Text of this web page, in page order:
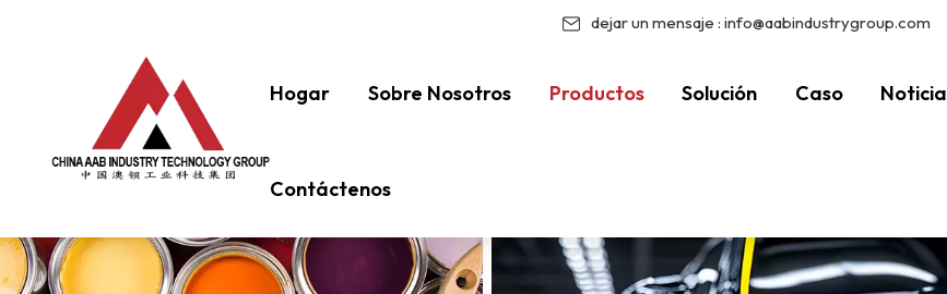
dejar un mensaje : info@aabindustrygroup.com
Hogar Sobre Nosotros Productos Solución Caso
Contáctenos